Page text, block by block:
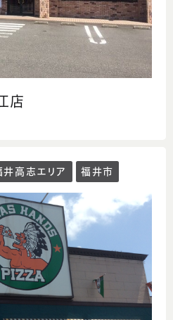
店
井高志エリア 福井市